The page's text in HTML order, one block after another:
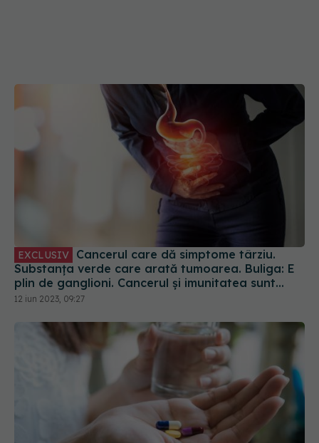
EXCLUSIV
Substanța verde care arată tumoarea. Buliga: E
plin de ganglioni. Cancerul și imunitatea sunt
două lucruri direct legate
12 iun 2023, 09:27